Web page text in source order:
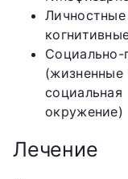
окружение)
Лечение